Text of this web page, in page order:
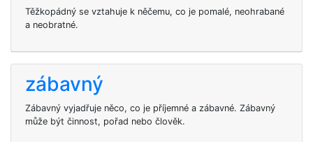
Těžkopádný se vztahuje k něčemu, co je pomalé, neohrabané
a neobratné.
zábavný
Zábavný vyjadřuje něco, co je příjemné a zábavné. Zábavný
může být činnost, pořad nebo člověk.